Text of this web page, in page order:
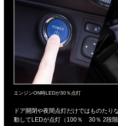
エンジンON時LEDが30％点灯
ドア開閉や夜間点灯だけではものたり
動してLEDが点灯（100％ 30％ 2段階